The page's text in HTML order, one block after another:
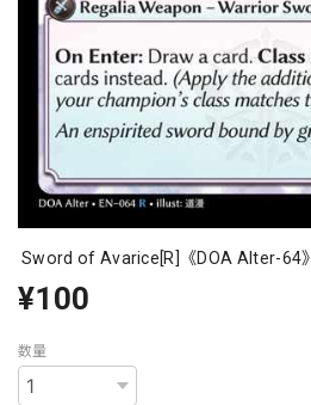
Sword of Avarice[R]《DOA Alter-64》
¥100
数量